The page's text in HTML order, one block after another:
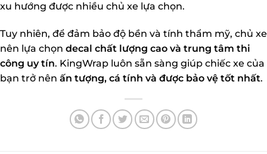
xu hướng được nhiều chủ xe lựa chọn.
Tuy nhiên, để đảm bảo độ bền và tính thẩm mỹ, chủ xe
nên lựa chọn decal chất lượng cao và trung tâm thi
công uy tín. KingWrap luôn sẵn sàng giúp chiếc xe của
bạn trở nên ấn tượng, cá tính và được bảo vệ tốt nhất.